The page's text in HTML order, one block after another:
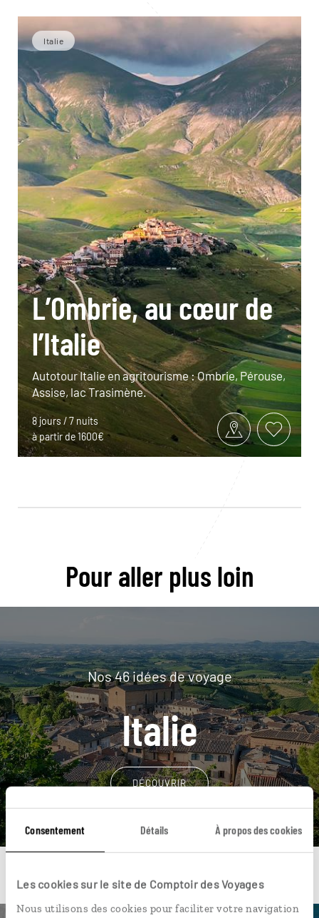
Consentement Détails À propos des cookies
Les cookies sur le site de Comptoir des Voyages
Nous utilisons des cookies pour faciliter votre navigation
Italie
L’Ombrie, au cœur de
l’Italie
Autotour Italie en agritourisme : Ombrie, Pérouse,
Assise, lac Trasimène.
8 jours / 7 nuits
à partir de 1600€
Pour aller plus loin
Nos 46 idées de voyage
Italie
DÉCOUVRIR